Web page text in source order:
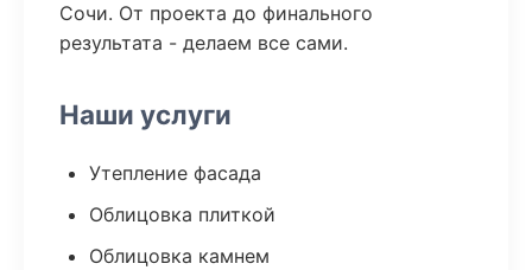
Сочи. От проекта до финального
результата - делаем все сами.
Наши услуги
Утепление фасада
Облицовка плиткой
Облицовка камнем